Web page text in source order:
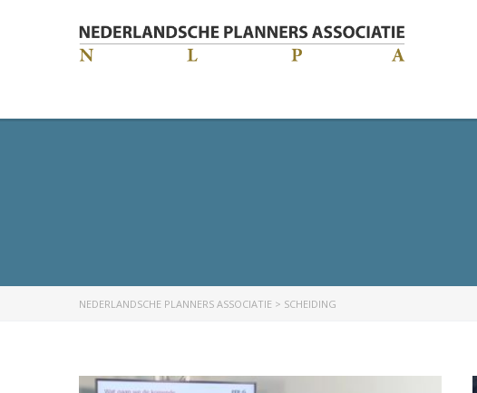
NEDERLANDSCHE PLANNERS ASSOCIATIE > SCHEIDING